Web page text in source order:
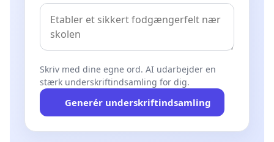
Skriv med dine egne ord. AI udarbejder en
stærk underskriftindsamling for dig.
Generér underskriftindsamling